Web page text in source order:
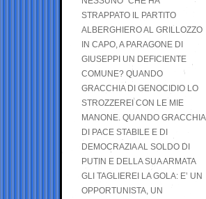
STRAPPATO IL PARTITO
ALBERGHIERO AL GRILLOZZO
IN CAPO, A PARAGONE DI
GIUSEPPI UN DEFICIENTE
COMUNE? QUANDO
GRACCHIA DI GENOCIDIO LO
STROZZEREI CON LE MIE
MANONE. QUANDO GRACCHIA
DI PACE STABILE E DI
DEMOCRAZIA AL SOLDO DI
PUTIN E DELLA SUA ARMATA
GLI TAGLIEREI LA GOLA: E’ UN
OPPORTUNISTA, UN